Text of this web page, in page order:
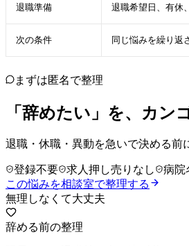
退職準備 退職希望日、有休
次の条件 同じ悩みを繰り返
まずは匿名で整理
「辞めたい」を、カン
退職・休職・異動を急いで決める前
登録不要 求人押し売りなし
病院
この悩みを相談室で整理する
無理しなくて大丈夫
辞める前の整理